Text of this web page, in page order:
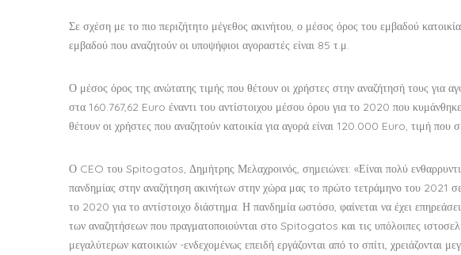
Σε σχέση με το πιο περιζήτητο μέγεθος ακινήτου, ο μέσος όρος του εμβαδού
εμβαδού που αναζητούν οι υποψήφιοι αγοραστές είναι 85 τ.μ.
Ο μέσος όρος της ανώτατης τιμής που θέτουν οι χρήστες στην αναζήτησή τους για
στα 160.767,62 Euro έναντι του αντίστοιχου μέσου όρου για το 2020 που
θέτουν οι χρήστες που αναζητούν κατοικία για αγορά είναι 120.000 Euro, τιμή
Ο CEO του Spitogatos, Δημήτρης Μελαχροινός, σημειώνει: «Είναι πολύ
πανδημίας στην αναζήτηση ακινήτων στην χώρα μας το πρώτο τετράμηνο του 2021
το 2020 για το αντίστοιχο διάστημα. Η πανδημία ωστόσο, φαίνεται να έχει
των αναζητήσεων που πραγματοποιούνται στο Spitogatos και τις υπόλοιπες
μεγαλύτερων κατοικιών -ενδεχομένως επειδή εργάζονται από το σπίτι, χρειάζονται